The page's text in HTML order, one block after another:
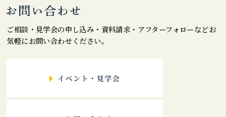
ご相談・見学会の申し込み・資料請求・アフターフォローなどお
気軽にお問い合わせください。